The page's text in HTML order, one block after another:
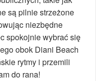
są pilnie strzeżone
niezbędne
spokojnie wybrać się
obok Diani Beach
rytmy i przemili
do rana!